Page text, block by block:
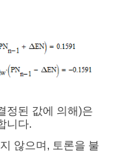
정된 값에 의해)은
니다.
않으며, 토론을 불